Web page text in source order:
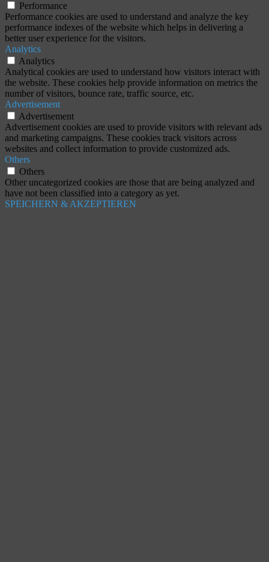
Performance
Performance cookies are used to understand and analyze the key
performance indexes of the website which helps in delivering a
better user experience for the visitors.
Analytics
Analytics
Analytical cookies are used to understand how visitors interact with
the website. These cookies help provide information on metrics the
number of visitors, bounce rate, traffic source, etc.
Advertisement
Advertisement
Advertisement cookies are used to provide visitors with relevant ads
and marketing campaigns. These cookies track visitors across
websites and collect information to provide customized ads.
Others
Others
Other uncategorized cookies are those that are being analyzed and
have not been classified into a category as yet.
SPEICHERN & AKZEPTIEREN